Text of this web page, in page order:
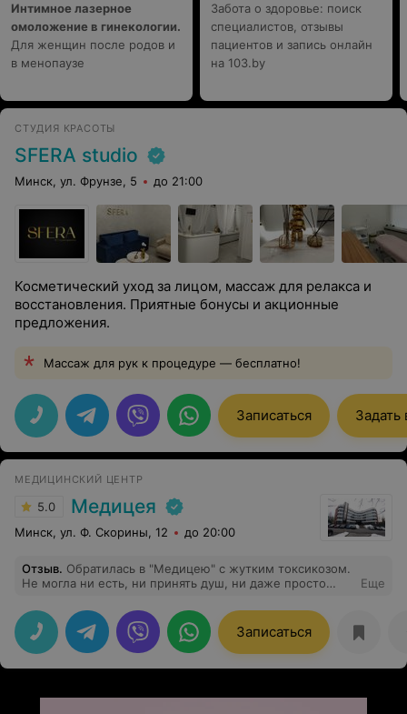
Интимное лазерное
омоложение в гинекологии.
Для женщин после родов и
в менопаузе
Забота о здоровье: поиск
специалистов, отзывы
пациентов и запись онлайн
на 103.by
СТУДИЯ КРАСОТЫ
SFERA studio
Минск, ул. Фрунзе, 5 до 21:00
Косметический уход за лицом, массаж для релакса и
восстановления. Приятные бонусы и акционные
предложения.
Массаж для рук к процедуре — бесплатно!
Записаться Задать
МЕДИЦИНСКИЙ ЦЕНТР
5.0 Медицея
Минск, ул. Ф. Скорины, 12 до 20:00
Отзыв. Обратилась в "Медицею" с жутким токсикозом.
Не могла ни есть, ни принять душ, ни даже просто
работу ходить было сплошным мучением. Даже была
под капельницами в больнице, но они дали только
временный эффект. Узнала про иглоукалывание при
токсикозе, через несколько сеансов я первый раз за
месяц смогла поесть на кухне!:) Благодарю Наталью
профессионализм, большое спасибо Вам!
Еще
Записаться